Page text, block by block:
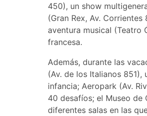
450), un show
(Gran Rex, Av.
aventura musical (Teatro
francesa.
Además, durante las
(Av. de los Italianos
infancia; Aeropark (Av.
40 desafíos; el Museo de
diferentes salas en las